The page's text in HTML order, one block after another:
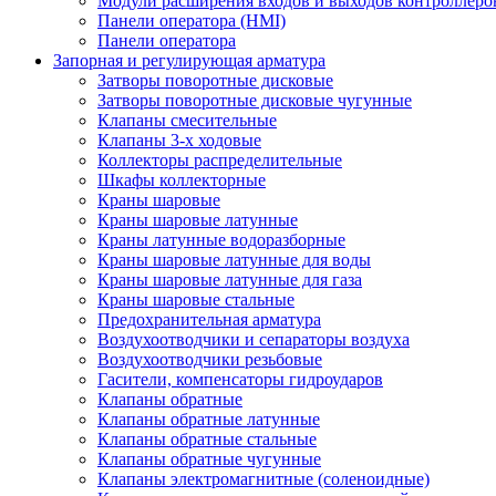
Панели оператора (HMI)
Панели оператора
Запорная и регулирующая арматура
Затворы поворотные дисковые
Затворы поворотные дисковые чугунные
Клапаны смесительные
Клапаны 3-х ходовые
Коллекторы распределительные
Шкафы коллекторные
Краны шаровые
Краны шаровые латунные
Краны латунные водоразборные
Краны шаровые латунные для воды
Краны шаровые латунные для газа
Краны шаровые стальные
Предохранительная арматура
Воздухоотводчики и сепараторы воздуха
Воздухоотводчики резьбовые
Гасители, компенсаторы гидроударов
Клапаны обратные
Клапаны обратные латунные
Клапаны обратные стальные
Клапаны обратные чугунные
Клапаны электромагнитные (соленоидные)